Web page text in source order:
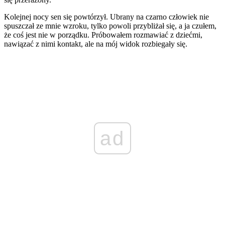
Kolejnej nocy sen się powtórzył. Ubrany na czarno człowiek nie
spuszczał ze mnie wzroku, tylko powoli przybliżał się, a ja czułem,
że coś jest nie w porządku. Próbowałem rozmawiać z dziećmi,
nawiązać z nimi kontakt, ale na mój widok rozbiegały się.
ad